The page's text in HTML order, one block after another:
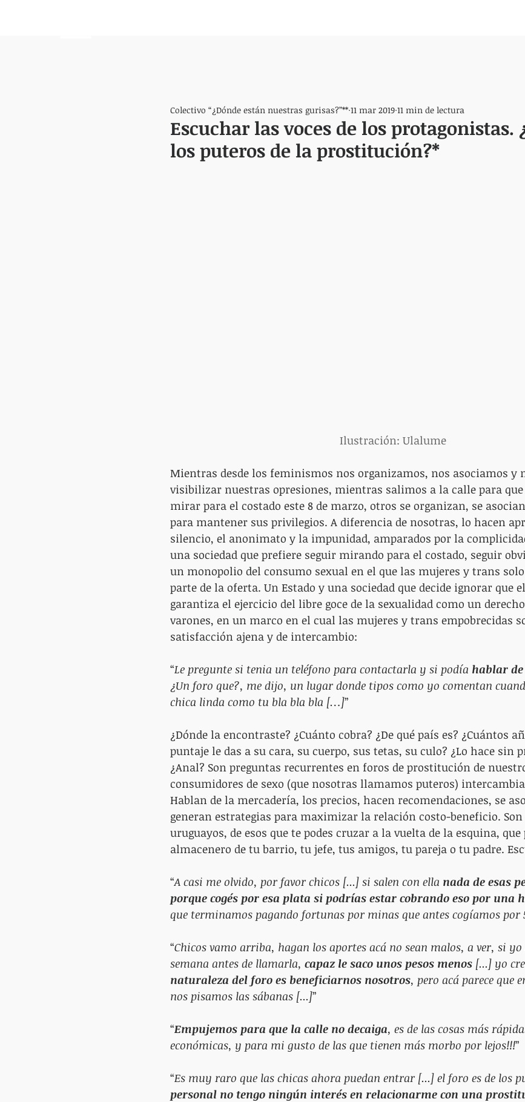
Escuchar las voces de los protagonistas.
los puteros de la prostitución?*
Colectivo “¿Dónde están nuestras gurisas?”** 11 mar 2019 11 min de lectura
Ilustración: Ulalume
Mientras desde los feminismos nos organizamos, nos asociamos y
visibilizar nuestras opresiones, mientras salimos a la calle para que
mirar para el costado este 8 de marzo, otros se organizan, se
para mantener sus privilegios. A diferencia de nosotras, lo hacen
silencio, el anonimato y la impunidad, amparados por la
una sociedad que prefiere seguir mirando para el costado, seguir
un monopolio del consumo sexual en el que las mujeres y trans
parte de la oferta. Un Estado y una sociedad que decide ignorar que
garantiza el ejercicio del libre goce de la sexualidad como un
varones, en un marco en el cual las mujeres y trans empobrecidas
satisfacción ajena y de intercambio:
“Le pregunte si tenia un teléfono para contactarla y si podía hablar
¿Un foro que?, me dijo, un lugar donde tipos como yo comentan
chica linda como tu bla bla bla […]”
¿Dónde la encontraste? ¿Cuánto cobra? ¿De qué país es? ¿Cuántos
puntaje le das a su cara, su cuerpo, sus tetas, su culo? ¿Lo hace sin
¿Anal? Son preguntas recurrentes en foros de prostitución de
consumidores de sexo (que nosotras llamamos puteros)
Hablan de la mercadería, los precios, hacen recomendaciones, se
generan estrategias para maximizar la relación costo-beneficio.
uruguayos, de esos que te podes cruzar a la vuelta de la esquina, que
almacenero de tu barrio, tu jefe, tus amigos, tu pareja o tu padre.
“A casi me olvido, por favor chicos [...] si salen con ella nada de esas
porque cogés por esa plata si podrías estar cobrando eso por una
que terminamos pagando fortunas por minas que antes cogíamos por
“Chicos vamo arriba, hagan los aportes acá no sean malos, a ver, si yo
semana antes de llamarla, capaz le saco unos pesos menos [...] yo
naturaleza del foro es beneficiarnos nosotros, pero acá parece que
nos pisamos las sábanas [...]”
“Empujemos para que la calle no decaiga, es de las cosas más
económicas, y para mi gusto de las que tienen más morbo por lejos!!!”
“Es muy raro que las chicas ahora puedan entrar [...] el foro es de los
personal no tengo ningún interés en relacionarme con una